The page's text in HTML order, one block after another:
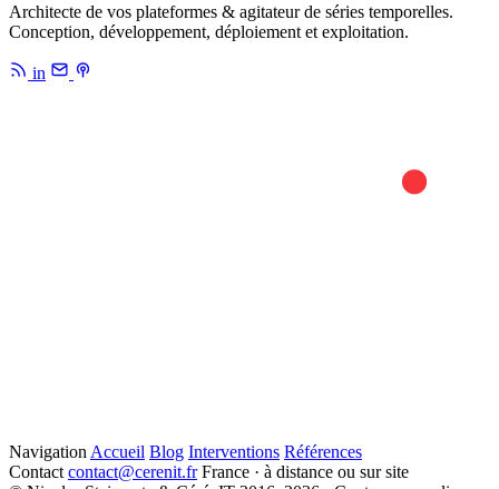
Architecte de vos plateformes & agitateur de séries temporelles.
Conception, développement, déploiement et exploitation.
in
Navigation Accueil Blog Interventions Références
Contact contact@cerenit.fr France · à distance ou sur site